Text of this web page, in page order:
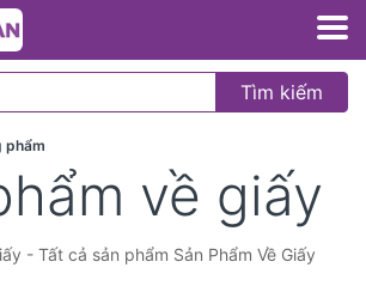
Tìm kiếm
phẩm
về giấy
- Tất cả sản phẩm Sản Phẩm Về Giấy